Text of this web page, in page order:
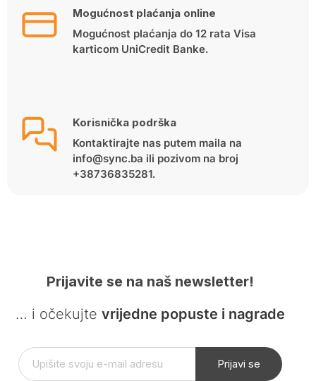
Mogućnost plaćanja online
Mogućnost plaćanja do 12 rata Visa
karticom UniCredit Banke.
Korisnička podrška
Kontaktirajte nas putem maila na
info@sync.ba ili pozivom na broj
+38736835281.
Prijavite se na naš newsletter!
… i očekujte vrijedne popuste i nagrade
Prijavi se